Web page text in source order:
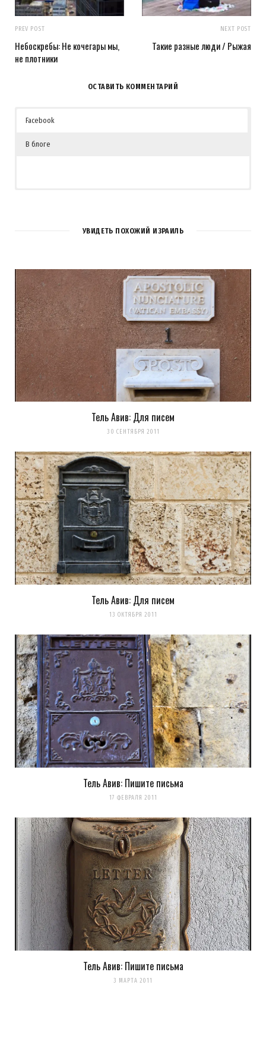
PREV POST
Небоскребы: Не кочегары мы,
не плотники
NEXT POST
Такие разные люди / Рыжая
ОСТАВИТЬ КОММЕНТАРИЙ
Facebook
В блоге
1COMMENT
Serg Max
14 ЛЕТ AGO
REPLY
Везёт же людям… 8-)
А мы тут (в Питере) окончательно вымерзаем!
Загрузка...
Сохранить моё имя, email и адрес сайта в этом браузере для
последующих моих комментариев.
Уведомить меня о новых комментариях по email.
Уведомлять меня о новых записях почтой.
Оповещать о новых
комментариях. А можно простоподписаться на комментарии
УВИДЕТЬ ПОХОЖИЙ ИЗРАИЛЬ
Тель Авив: Для писем
30 СЕНТЯБРЯ 2011
Тель Авив: Для писем
13 ОКТЯБРЯ 2011
Тель Авив: Пишите письма
17 ФЕВРАЛЯ 2011
Тель Авив: Пишите письма
3 МАРТА 2011